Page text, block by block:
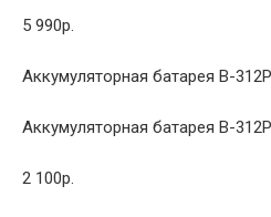
5 990р.
Аккумуляторная батарея B-312P
Аккумуляторная батарея B-312P
2 100р.